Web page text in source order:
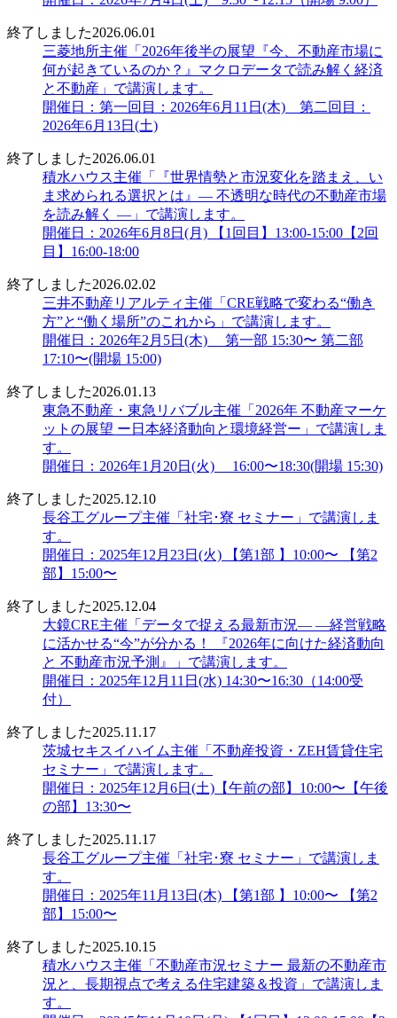
終了しました2026.06.01
三菱地所主催「2026年後半の展望『今、不動産市場に
何が起きているのか？』マクロデータで読み解く経済
と不動産」で講演します。
開催日：第一回目：2026年6月11日(木) 第二回目：
2026年6月13日(土)
終了しました2026.06.01
積水ハウス主催「『世界情勢と市況変化を踏まえ、い
ま求められる選択とは』― 不透明な時代の不動産市場
を読み解く ―」で講演します。
開催日：2026年6月8日(月) 【1回目】13:00-15:00【2回
目】16:00-18:00
終了しました2026.02.02
三井不動産リアルティ主催「CRE戦略で変わる“働き
方”と“働く場所”のこれから」で講演します。
開催日：2026年2月5日(木) 第一部 15:30〜 第二部
17:10〜(開場 15:00)
終了しました2026.01.13
東急不動産・東急リバブル主催「2026年 不動産マーケ
ットの展望 ー日本経済動向と環境経営ー」で講演しま
す。
開催日：2026年1月20日(火) 16:00〜18:30(開場 15:30)
終了しました2025.12.10
長谷工グループ主催「社宅･寮 セミナー」で講演しま
す。
開催日：2025年12月23日(火) 【第1部 】10:00〜 【第2
部】15:00〜
終了しました2025.12.04
大鏡CRE主催「データで捉える最新市況― ―経営戦略
に活かせる“今”が分かる！ 『2026年に向けた経済動向
と 不動産市況予測』」で講演します。
開催日：2025年12月11日(水) 14:30〜16:30（14:00受
付）
終了しました2025.11.17
茨城セキスイハイム主催「不動産投資・ZEH賃貸住宅
セミナー」で講演します。
開催日：2025年12月6日(土)【午前の部】10:00〜【午後
の部】13:30〜
終了しました2025.11.17
長谷工グループ主催「社宅･寮 セミナー」で講演しま
す。
開催日：2025年11月13日(木) 【第1部 】10:00〜 【第2
部】15:00〜
終了しました2025.10.15
積水ハウス主催「不動産市況セミナー 最新の不動産市
況と、長期視点で考える住宅建築＆投資」で講演しま
す。